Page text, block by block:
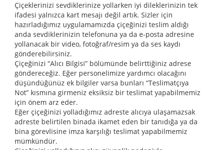
Çiçeklerinizi sevdiklerinize yollarken iyi dileklerinizin tek
ifadesi yalnızca kart mesajı değil artık. Sizler için
hazırladığımız uygulamamızda çiçeğinizi teslim aldığı
anda sevdiklerinizin telefonuna ya da e-posta adresine
yollanacak bir video, fotoğraf/resim ya da ses kaydı
gönderebilirsiniz.
Çiçeğinizi “Alıcı Bilgisi” bölümünde belirttiğiniz adrese
göndereceğiz. Eğer personelimize yardımcı olacağını
düşündüğünüz ek bilgiler varsa bunları “Teslimatçıya
Not” kısmına girmeniz eksiksiz bir teslimat yapabilmemiz
için önem arz eder.
Eğer çiçeğinizi yolladığımız adreste alıcıya ulaşamazsak
adreste belirtilen binada ikamet eden bir tanıdığa ya da
bina görevlisine imza karşılığı teslimat yapabilmemiz
mümkündür.